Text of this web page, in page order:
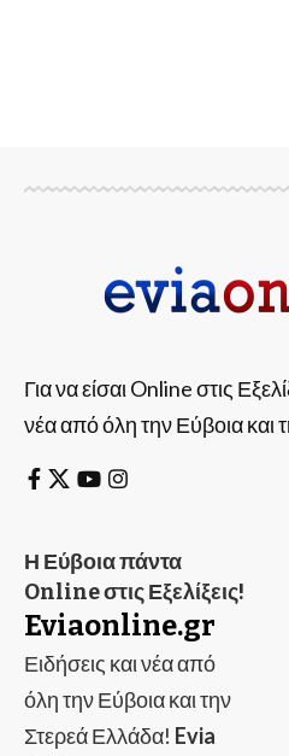
Για να είσαι Online στις
νέα από όλη την Εύβοια και
Η Εύβοια πάντα
Online στις Εξελίξεις!
Eviaonline.gr
Ειδήσεις και νέα από
όλη την Εύβοια και την
Στερεά Ελλάδα! Evia